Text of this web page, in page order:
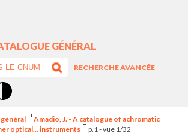
GÉNÉRAL
RECHERCHE AVANCÉE
Amadio, J. - A catalogue of achromatic
optical... instruments
p.1 - vue 1/32